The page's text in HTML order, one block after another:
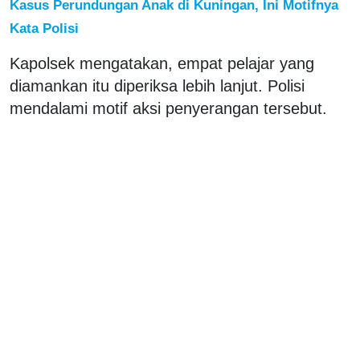
Kasus Perundungan Anak di Kuningan, Ini Motifnya
Kata Polisi
Kapolsek mengatakan, empat pelajar yang
diamankan itu diperiksa lebih lanjut. Polisi
mendalami motif aksi penyerangan tersebut.